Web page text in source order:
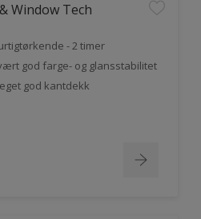
Window Tech
- 2 timer
god farge- og glansstabilitet
god kantdekk